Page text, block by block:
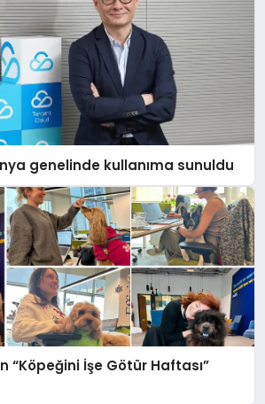
genelinde kullanıma sunuldu
“Köpeğini İşe Götür Haftası”